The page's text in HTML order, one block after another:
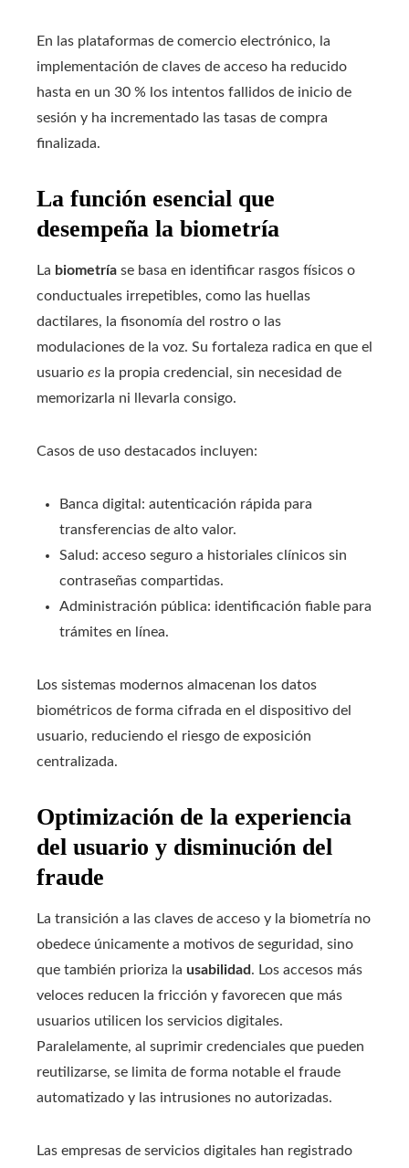
En las plataformas de comercio electrónico, la
implementación de claves de acceso ha reducido
hasta en un 30 % los intentos fallidos de inicio de
sesión y ha incrementado las tasas de compra
finalizada.
La función esencial que
desempeña la biometría
La biometría se basa en identificar rasgos físicos o
conductuales irrepetibles, como las huellas
dactilares, la fisonomía del rostro o las
modulaciones de la voz. Su fortaleza radica en que el
usuario es la propia credencial, sin necesidad de
memorizarla ni llevarla consigo.
Casos de uso destacados incluyen:
Banca digital: autenticación rápida para
transferencias de alto valor.
Salud: acceso seguro a historiales clínicos sin
contraseñas compartidas.
Administración pública: identificación fiable para
trámites en línea.
Los sistemas modernos almacenan los datos
biométricos de forma cifrada en el dispositivo del
usuario, reduciendo el riesgo de exposición
centralizada.
Optimización de la experiencia
del usuario y disminución del
fraude
La transición a las claves de acceso y la biometría no
obedece únicamente a motivos de seguridad, sino
que también prioriza la usabilidad. Los accesos más
veloces reducen la fricción y favorecen que más
usuarios utilicen los servicios digitales.
Paralelamente, al suprimir credenciales que pueden
reutilizarse, se limita de forma notable el fraude
automatizado y las intrusiones no autorizadas.
Las empresas de servicios digitales han registrado